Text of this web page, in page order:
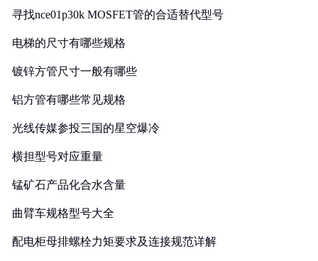
寻找nce01p30k MOSFET管的合适替代型号
电梯的尺寸有哪些规格
镀锌方管尺寸一般有哪些
铝方管有哪些常见规格
光线传媒参投三国的星空爆冷
横担型号对应重量
锰矿石产品化合水含量
曲臂车规格型号大全
配电柜母排螺栓力矩要求及连接规范详解